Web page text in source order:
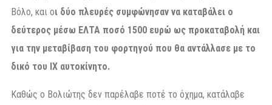
Βόλο, και οι δύο πλευρές συμφώνησαν να καταβάλει ο
δεύτερος μέσω ΕΛΤΑ ποσό 1500 ευρώ ως προκαταβολή και
για την μεταβίβαση του φορτηγού που θα αντάλλασε με το
δικό του ΙΧ αυτοκίνητο.
Καθώς ο Βολιώτης δεν παρέλαβε ποτέ το όχημα, κατάλαβε